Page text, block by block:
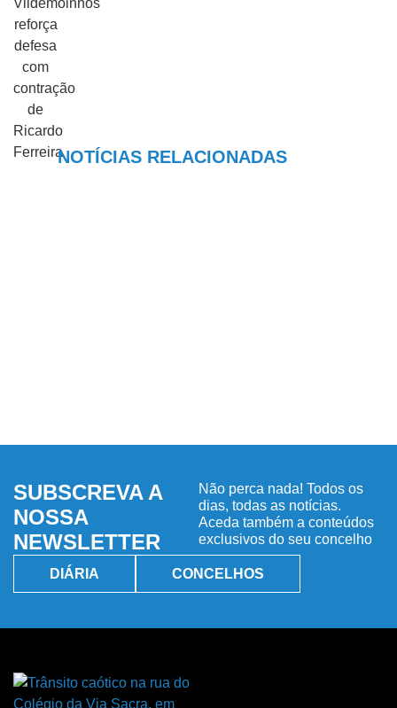
NOTÍCIAS RELACIONADAS
SUBSCREVA A
NOSSA
NEWSLETTER
Não perca nada! Todos os
dias, todas as notícias.
Aceda também a conteúdos
exclusivos do seu concelho
DIÁRIA CONCELHOS